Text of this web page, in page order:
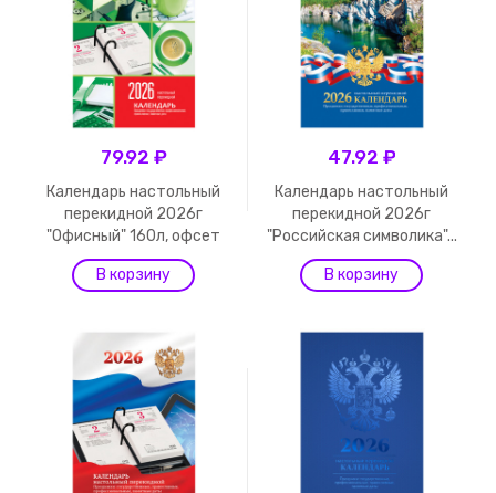
79.92 ₽
Календарь настольный
перекидной 2026г
"Офисный" 160л, офсет
47.92 ₽
Календарь настольный
перекидной 2026г
"Российская символика"...